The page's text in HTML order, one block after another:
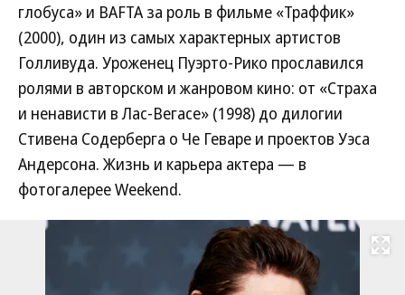
глобуса» и BAFTA за роль в фильме «Траффик»
(2000), один из самых характерных артистов
Голливуда. Уроженец Пуэрто-Рико прославился
ролями в авторском и жанровом кино: от «Страха
и ненависти в Лас-Вегасе» (1998) до дилогии
Стивена Содерберга о Че Геваре и проектов Уэса
Андерсона. Жизнь и карьера актера — в
фотогалерее Weekend.
Развернуть